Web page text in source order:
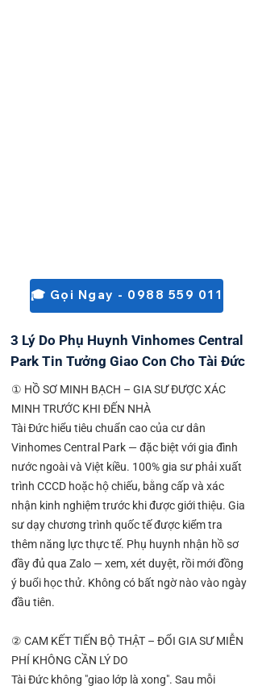
🎓 Gọi Ngay - 0988 559 011
3 Lý Do Phụ Huynh Vinhomes Central
Park Tin Tưởng Giao Con Cho Tài Đức
① HỒ SƠ MINH BẠCH – GIA SƯ ĐƯỢC XÁC
MINH TRƯỚC KHI ĐẾN NHÀ
Tài Đức hiểu tiêu chuẩn cao của cư dân
Vinhomes Central Park — đặc biệt với gia đình
nước ngoài và Việt kiều. 100% gia sư phải xuất
trình CCCD hoặc hộ chiếu, bằng cấp và xác
nhận kinh nghiệm trước khi được giới thiệu. Gia
sư dạy chương trình quốc tế được kiểm tra
thêm năng lực thực tế. Phụ huynh nhận hồ sơ
đầy đủ qua Zalo — xem, xét duyệt, rồi mới đồng
ý buổi học thử. Không có bất ngờ nào vào ngày
đầu tiên.
② CAM KẾT TIẾN BỘ THẬT – ĐỔI GIA SƯ MIỄN
PHÍ KHÔNG CẦN LÝ DO
Tài Đức không "giao lớp là xong". Sau mỗi